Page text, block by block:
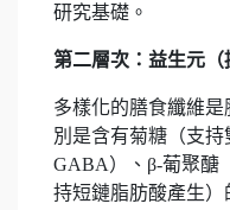
研究基礎。
第二層次：益生元（
多樣化的膳食纖維
別是含有菊糖（支
GABA）、β-葡聚醣
持短鏈脂肪酸產生）